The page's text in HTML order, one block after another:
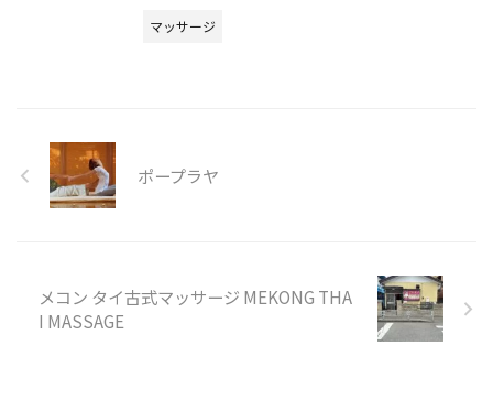
マッサージ
ポープラヤ
メコン タイ古式マッサージ MEKONG THA
I MASSAGE